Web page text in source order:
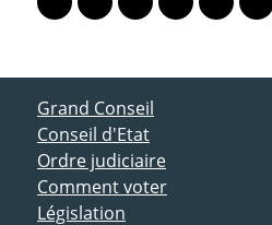
Lien vers le profil
Lien vers le profil
Lien vers le
Lien vers le
Lien
ACCÈS DIRECT
Grand Conseil
Conseil d'Etat
Ordre judiciaire
Comment voter
Législation